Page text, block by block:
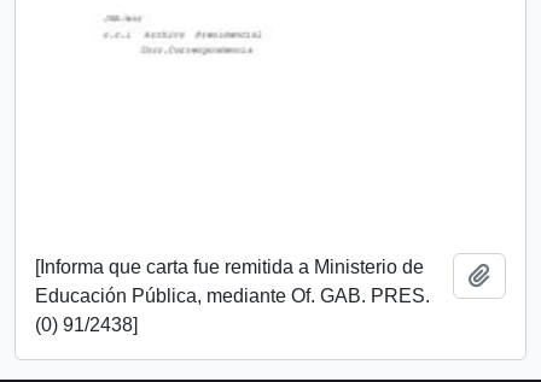
[Informa que carta fue remitida a Ministerio de
Educación Pública, mediante Of. GAB. PRES.
(0) 91/2438]